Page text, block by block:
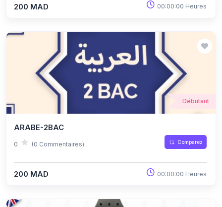
200 MAD 00:00:00 Heures
Débutant
ARABE-2BAC
0 (0 Commentaires) Comparez
200 MAD 00:00:00 Heures